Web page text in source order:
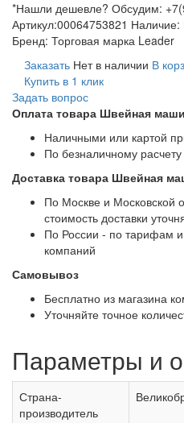
*Нашли дешевле? Обсудим:
Артикул:00064753821 Наличие:
Бренд: Торговая марка Leader
Заказать Нет в наличии В
Купить в 1 клик
Задать вопрос
Оплата товара Швейная
Наличными или картой
По безналичному
Доставка товара Швейная
По Москве и Московской
стоимость доставки
По России - по тарифам
компаний
Самовывоз
Бесплатно из магазина
Уточняйте точное
Параметры и
Страна-
производитель